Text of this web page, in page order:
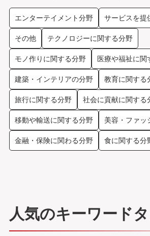
エンターテイメント分野 サービスを提
その他 テクノロジーに関する分野
モノ作りに関する分野 医療や福祉に関
建築・インテリアの分野 教育に関する
旅行に関する分野 社会に貢献に関する
移動や輸送に関する分野 美容・ファッ
金融・保険に関わる分野 食に関する分
人気のキーワード